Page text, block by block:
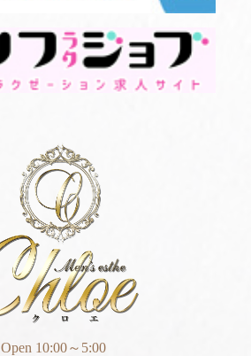
Open 10:00～5:00